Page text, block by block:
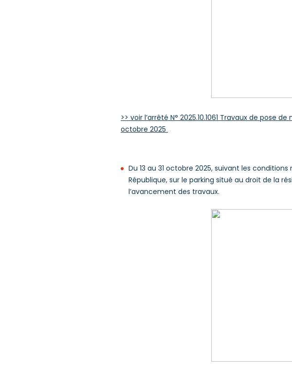
>> voir l’arrêté N° 2025.10.1061 Travaux de pose
octobre 2025
Du 13 au 31 octobre 2025, suivant les
République, sur le parking situé au droit de la
l’avancement des travaux.